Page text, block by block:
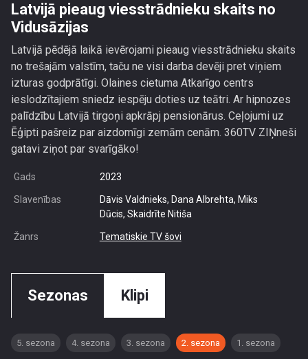
Latvijā pieaug viesstrādnieku skaits no
Vidusāzijas
Latvijā pēdējā laikā ievērojami pieaug viesstrādnieku skaits
no trešajām valstīm, taču ne visi darba devēji pret viņiem
izturas godprātīgi. Olaines cietuma Atkarīgo centrs
ieslodzītajiem sniedz iespēju doties uz teātri. Ar hipnozes
palīdzību Latvijā tirgoņi apkrāpj pensionārus. Ceļojumi uz
Ēģipti pašreiz par aizdomīgi zemām cenām. 360TV ZIŅneši
gatavi ziņot par svarīgāko!
Gads 2023
Slavenības
Dāvis Valdnieks, Dana Albrehta, Miks
Dūcis, Skaidrīte Nitiša
Žanrs Tematiskie TV šovi
Sezonas Klipi
5. sezona 4. sezona 3. sezona 2. sezona 1. sezona